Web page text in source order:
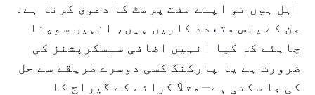
اہل ہوں تو اپنے مفت پرمٹ کا دعویٰ کرنا ہے۔
جن کے پاس متعدد کاریں ہیں، انہیں سوچنا
چاہئے کہ کیا انہیں اضافی سبسکرپشنز کی
ضرورت ہے یا پارکنگ کسی دوسرے طریقے سے حل
کی جا سکتی ہے—مثلاً کرائے کے گیراج کا